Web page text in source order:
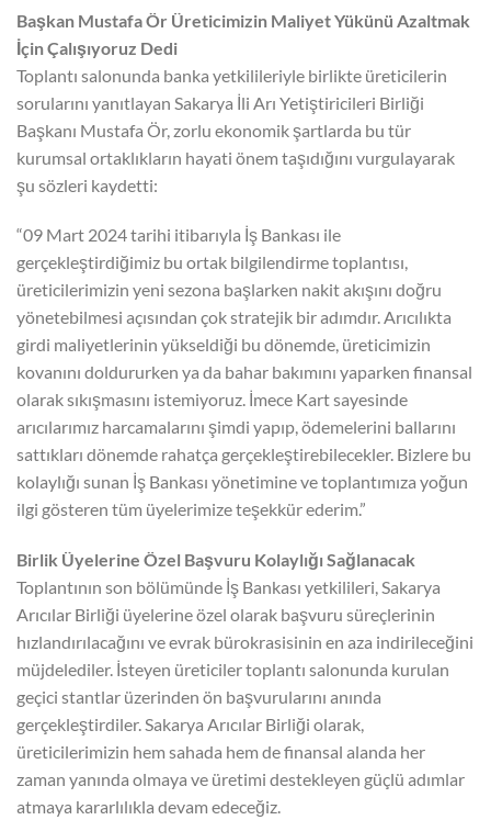
Başkan Mustafa Ör Üreticimizin Maliyet Yükünü Azaltmak
İçin Çalışıyoruz Dedi
Toplantı salonunda banka yetkilileriyle birlikte üreticilerin
sorularını yanıtlayan Sakarya İli Arı Yetiştiricileri Birliği
Başkanı Mustafa Ör, zorlu ekonomik şartlarda bu tür
kurumsal ortaklıkların hayati önem taşıdığını vurgulayarak
şu sözleri kaydetti:
“09 Mart 2024 tarihi itibarıyla İş Bankası ile
gerçekleştirdiğimiz bu ortak bilgilendirme toplantısı,
üreticilerimizin yeni sezona başlarken nakit akışını doğru
yönetebilmesi açısından çok stratejik bir adımdır. Arıcılıkta
girdi maliyetlerinin yükseldiği bu dönemde, üreticimizin
kovanını doldururken ya da bahar bakımını yaparken finansal
olarak sıkışmasını istemiyoruz. İmece Kart sayesinde
arıcılarımız harcamalarını şimdi yapıp, ödemelerini ballarını
sattıkları dönemde rahatça gerçekleştirebilecekler. Bizlere bu
kolaylığı sunan İş Bankası yönetimine ve toplantımıza yoğun
ilgi gösteren tüm üyelerimize teşekkür ederim.”
Birlik Üyelerine Özel Başvuru Kolaylığı Sağlanacak
Toplantının son bölümünde İş Bankası yetkilileri, Sakarya
Arıcılar Birliği üyelerine özel olarak başvuru süreçlerinin
hızlandırılacağını ve evrak bürokrasisinin en aza indirileceğini
müjdelediler. İsteyen üreticiler toplantı salonunda kurulan
geçici stantlar üzerinden ön başvurularını anında
gerçekleştirdiler. Sakarya Arıcılar Birliği olarak,
üreticilerimizin hem sahada hem de finansal alanda her
zaman yanında olmaya ve üretimi destekleyen güçlü adımlar
atmaya kararlılıkla devam edeceğiz.